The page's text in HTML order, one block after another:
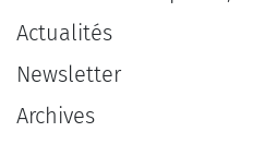
Actualités
Newsletter
Archives